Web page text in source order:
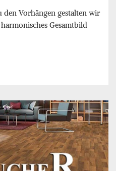
Vorhängen gestalten wir
Gesamtbild